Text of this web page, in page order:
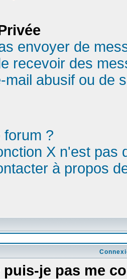
envoyer de
recevoir des
mail abusif ou de
forum ?
X n'est pas
à propos
je pas me